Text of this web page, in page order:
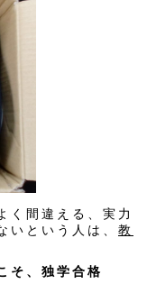
く間違える、実力
いという人は、 教
そ、独学合格